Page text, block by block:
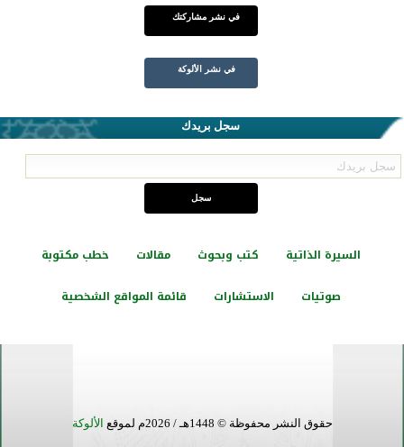
في نشر مشاركتك
في نشر الألوكة
سجل بريدك
السيرة الذاتية كتب وبحوث مقالات خطب مكتوبة
صوتيات الاستشارات قائمة المواقع الشخصية
حقوق النشر محفوظة © 1448هـ / 2026م لموقع الألوكة